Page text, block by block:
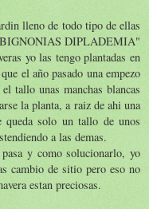
lleno de todo tipo de ellas
DIPLADEMIA"
yo las tengo plantadas en
el año pasado una empezo
tallo unas manchas blancas
la planta, a raiz de ahi una
solo un tallo de unos
a las demas.
y como solucionarlo, yo
cambio de sitio pero eso no
estan preciosas.